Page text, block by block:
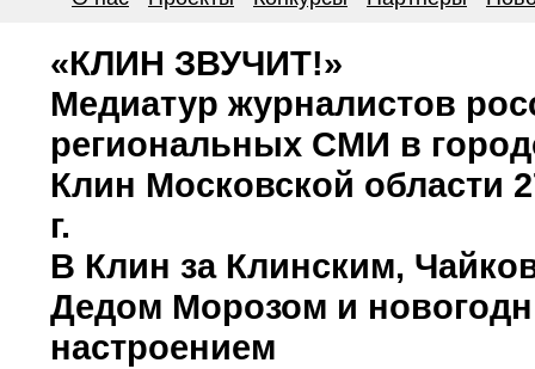
«КЛИН ЗВУЧИТ!»
Медиатур журналистов
региональных СМИ в
Клин Московской области
г.
В Клин за Клинским,
Дедом Морозом и
настроением